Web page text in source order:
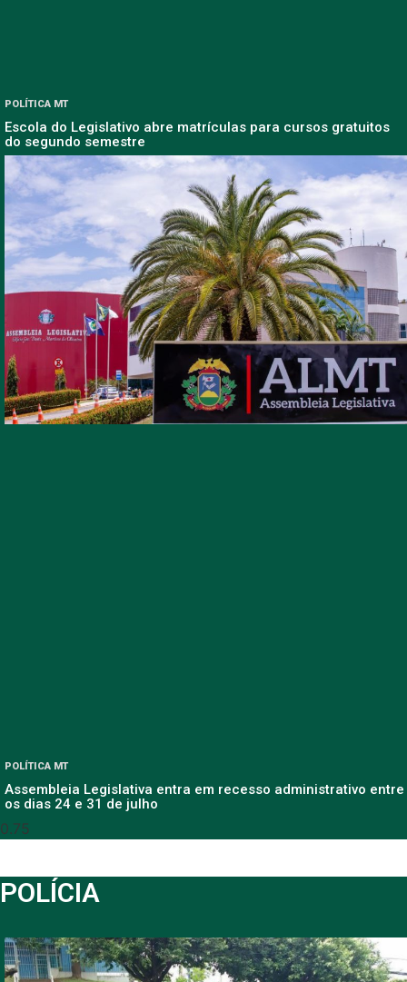
POLÍTICA MT
Escola do Legislativo abre matrículas para cursos gratuitos
do segundo semestre
POLÍTICA MT
Assembleia Legislativa entra em recesso administrativo entre
os dias 24 e 31 de julho
POLÍCIA